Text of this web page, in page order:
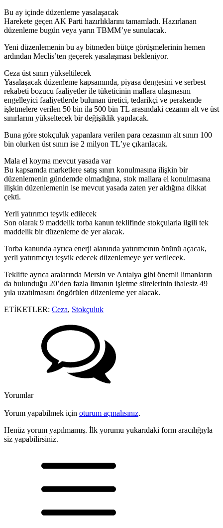
Bu ay içinde düzenleme yasalaşacak
Harekete geçen AK Parti hazırlıklarını tamamladı. Hazırlanan
düzenleme bugün veya yarın TBMM’ye sunulacak.
Yeni düzenlemenin bu ay bitmeden bütçe görüşmelerinin hemen
ardından Meclis’ten geçerek yasalaşması bekleniyor.
Ceza üst sınırı yükseltilecek
Yasalaşacak düzenleme kapsamında, piyasa dengesini ve serbest
rekabeti bozucu faaliyetler ile tüketicinin mallara ulaşmasını
engelleyici faaliyetlerde bulunan üretici, tedarikçi ve perakende
işletmelere verilen 50 bin ila 500 bin TL arasındaki cezanın alt ve üst
sınırlarını yükseltecek bir değişiklik yapılacak.
Buna göre stokçuluk yapanlara verilen para cezasının alt sınırı 100
bin olurken üst sınırı ise 2 milyon TL’ye çıkarılacak.
Mala el koyma mevcut yasada var
Bu kapsamda marketlere satış sınırı konulmasına ilişkin bir
düzenlemenin gündemde olmadığına, stok mallara el konulmasına
ilişkin düzenlemenin ise mevcut yasada zaten yer aldığına dikkat
çekti.
Yerli yatırımcı teşvik edilecek
Son olarak 9 maddelik torba kanun teklifinde stokçularla ilgili tek
maddelik bir düzenleme de yer alacak.
Torba kanunda ayrıca enerji alanında yatırımcının önünü açacak,
yerli yatırımcıyı teşvik edecek düzenlemeye yer verilecek.
Teklifte ayrıca aralarında Mersin ve Antalya gibi önemli limanların
da bulunduğu 20’den fazla limanın işletme sürelerinin ihalesiz 49
yıla uzatılmasını öngörülen düzenleme yer alacak.
ETİKETLER: Ceza, Stokçuluk
Yorumlar
Yorum yapabilmek için oturum açmalısınız.
Henüz yorum yapılmamış. İlk yorumu yukarıdaki form aracılığıyla
siz yapabilirsiniz.